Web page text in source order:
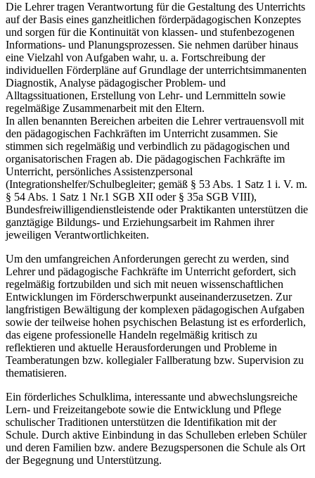
Die Lehrer tragen Verantwortung für die Gestaltung des Unterrichts
auf der Basis eines ganzheitlichen förderpädagogischen Konzeptes
und sorgen für die Kontinuität von klassen- und stufenbezogenen
Informations- und Planungsprozessen. Sie nehmen darüber hinaus
eine Vielzahl von Aufgaben wahr, u. a. Fortschreibung der
individuellen Förderpläne auf Grundlage der unterrichtsimmanenten
Diagnostik, Analyse pädagogischer Problem- und
Alltagssituationen, Erstellung von Lehr- und Lernmitteln sowie
regelmäßige Zusammenarbeit mit den Eltern.
In allen benannten Bereichen arbeiten die Lehrer vertrauensvoll mit
den pädagogischen Fachkräften im Unterricht zusammen. Sie
stimmen sich regelmäßig und verbindlich zu pädagogischen und
organisatorischen Fragen ab. Die pädagogischen Fachkräfte im
Unterricht, persönliches Assistenzpersonal
(Integrationshelfer/Schulbegleiter; gemäß § 53 Abs. 1 Satz 1 i. V. m.
§ 54 Abs. 1 Satz 1 Nr.1 SGB XII oder § 35a SGB VIII),
Bundesfreiwilligendienstleistende oder Praktikanten unterstützen die
ganztägige Bildungs- und Erziehungsarbeit im Rahmen ihrer
jeweiligen Verantwortlichkeiten.
Um den umfangreichen Anforderungen gerecht zu werden, sind
Lehrer und pädagogische Fachkräfte im Unterricht gefordert, sich
regelmäßig fortzubilden und sich mit neuen wissenschaftlichen
Entwicklungen im Förderschwerpunkt auseinanderzusetzen. Zur
langfristigen Bewältigung der komplexen pädagogischen Aufgaben
sowie der teilweise hohen psychischen Belastung ist es erforderlich,
das eigene professionelle Handeln regelmäßig kritisch zu
reflektieren und aktuelle Herausforderungen und Probleme in
Teamberatungen bzw. kollegialer Fallberatung bzw. Supervision zu
thematisieren.
Ein förderliches Schulklima, interessante und abwechslungsreiche
Lern- und Freizeitangebote sowie die Entwicklung und Pflege
schulischer Traditionen unterstützen die Identifikation mit der
Schule. Durch aktive Einbindung in das Schulleben erleben Schüler
und deren Familien bzw. andere Bezugspersonen die Schule als Ort
der Begegnung und Unterstützung.